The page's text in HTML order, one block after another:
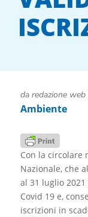
da redazione web
Ambiente
Con la circolare
Nazionale, che
al 31 luglio
Covid 19 e,
iscrizioni in